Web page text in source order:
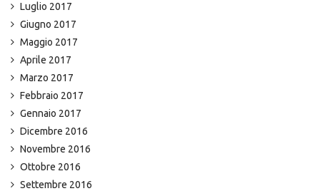
Luglio 2017
Giugno 2017
Maggio 2017
Aprile 2017
Marzo 2017
Febbraio 2017
Gennaio 2017
Dicembre 2016
Novembre 2016
Ottobre 2016
Settembre 2016